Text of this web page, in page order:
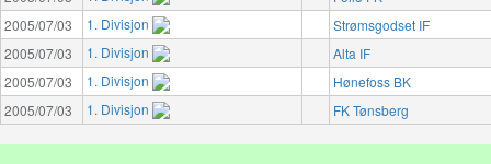
2005/07/03
1. Divisjon
Strømsgodset IF
2005/07/03
1. Divisjon
Alta IF
2005/07/03
1. Divisjon
Hønefoss BK
2005/07/03
1. Divisjon FK Tønsberg